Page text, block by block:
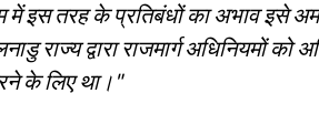
में इस तरह के प्रतिबंधों का अभाव इसे
राज्य द्वारा राजमार्ग अधिनियमों को
के लिए था।"